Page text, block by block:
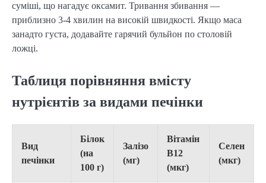
суміші, що нагадує оксамит. Тривання збивання —
приблизно 3-4 хвилин на високій швидкості. Якщо маса
занадто густа, додавайте гарячий бульйон по столовій
ложці.
Таблиця порівняння вмісту
нутрієнтів за видами печінки
Вид
печінки
Білок
(на
100 г)
Залізо
(мг)
Вітамін
B12
(мкг)
Селен
(мкг)